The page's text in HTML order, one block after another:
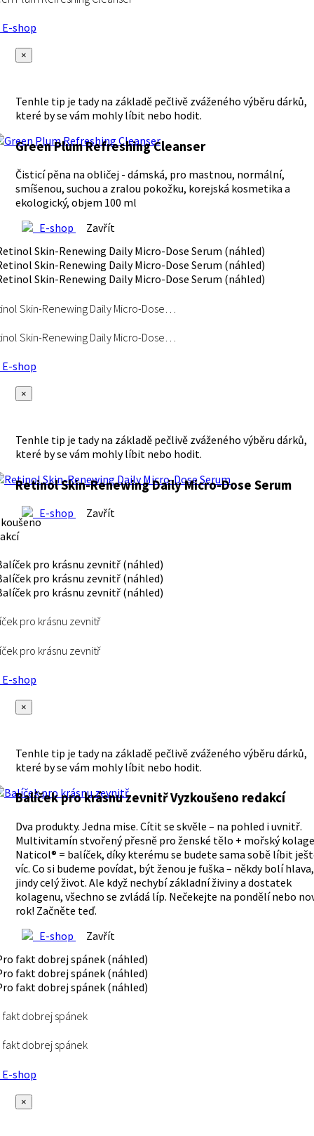
shop
×
Tenhle tip je tady na základě pečlivě zváženého výběru dárků,
které by se vám mohly líbit nebo hodit.
Green Plum Refreshing Cleanser
Čisticí pěna na obličej - dámská, pro mastnou, normální,
smíšenou, suchou a zralou pokožku, korejská kosmetika a
ekologický, objem 100 ml
E-shop
Zavřít
Skin-Renewing Daily Micro-Dose…
Skin-Renewing Daily Micro-Dose…
shop
×
Tenhle tip je tady na základě pečlivě zváženého výběru dárků,
které by se vám mohly líbit nebo hodit.
Retinol Skin-Renewing Daily Micro-Dose Serum
E-shop Zavřít
pro krásnu zevnitř
pro krásnu zevnitř
shop
×
Tenhle tip je tady na základě pečlivě zváženého výběru dárků,
které by se vám mohly líbit nebo hodit.
Balíček pro krásnu zevnitřVyzkoušeno redakcí
Dva produkty. Jedna mise. Cítit se skvěle – na pohled i uvnitř.
Multivitamín stvořený přesně pro ženské tělo + mořský
Naticol® = balíček, díky kterému se budete sama sobě líbit
víc. Co si budeme povídat, být ženou je fuška – někdy bolí hlava,
jindy celý život. Ale když nechybí základní živiny a dostatek
kolagenu, všechno se zvládá líp. Nečekejte na pondělí nebo
rok! Začněte teď.
E-shop
Zavřít
fakt dobrej spánek
fakt dobrej spánek
shop
×